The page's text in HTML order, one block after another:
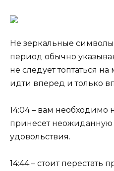
Не зеркальные
период обычно
не следует топтаться
идти вперед и только
14:04 – вам необходимо
принесет
удовольствия.
14:44 – стоит перестать